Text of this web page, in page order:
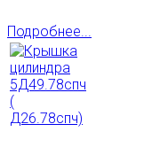
Подробнее...